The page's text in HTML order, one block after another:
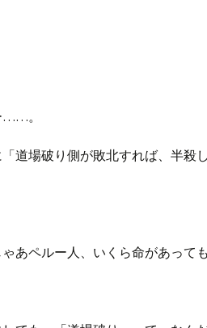
……。
「道場破り側が敗北すれば、半殺
あペルー人、いくら命があって